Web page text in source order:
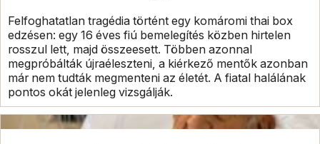
Felfoghatatlan tragédia történt egy komáromi thai box
edzésen: egy 16 éves fiú bemelegítés közben hirtelen
rosszul lett, majd összeesett. Többen azonnal
megpróbálták újraéleszteni, a kiérkező mentők azonban
már nem tudták megmenteni az életét. A fiatal halálának
pontos okát jelenleg vizsgálják.